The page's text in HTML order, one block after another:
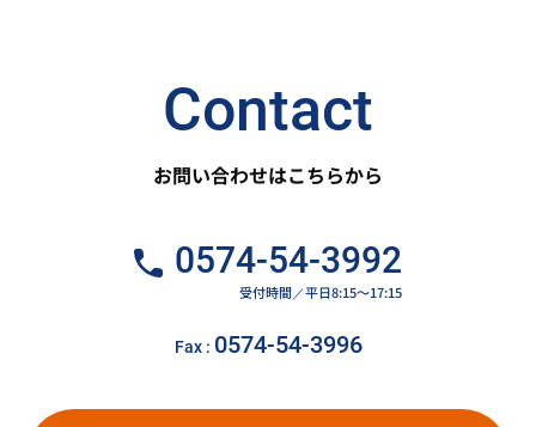
Contact
お問い合わせはこちらから
0574-54-3992
受付時間／平日8:15～17:15
Fax : 0574-54-3996